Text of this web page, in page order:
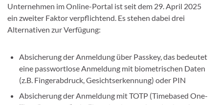
Unternehmen im Online-Portal ist seit dem 29. April 2025
ein zweiter Faktor verpflichtend. Es stehen dabei drei
Alternativen zur Verfügung:
Absicherung der Anmeldung über Passkey, das bedeutet
eine passwortlose Anmeldung mit biometrischen Daten
(z.B. Fingerabdruck, Gesichtserkennung) oder PIN
Absicherung der Anmeldung mit TOTP (Timebased One-